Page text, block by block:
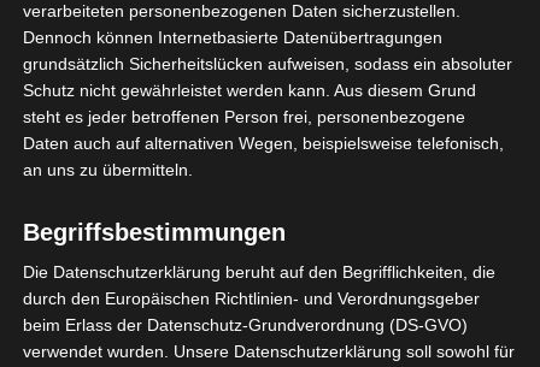
Vorteile gibt es jedoch nicht nur bezüglich der
Geschwindigkeit, sondern auch bei der
Netzwerkstabilität. Wi-Fi 6 bietet besonders bei der
Verwendung vieler regulärer Endgeräte wie in Schulen,
oder bei IoT-Geräten (Internet of Things) eine deutlich
besser vorhersagbare Leistung für erweiterte
Anwendungen etc. gegeben.
verarbeiteten personenbezogenen Daten sicherzustellen.
Dennoch können Internetbasierte Datenübertragungen
grundsätzlich Sicherheitslücken aufweisen, sodass ein absoluter
Schutz nicht gewährleistet werden kann. Aus diesem Grund
steht es jeder betroffenen Person frei, personenbezogene
Daten auch auf alternativen Wegen, beispielsweise telefonisch,
an uns zu übermitteln.
Begriffsbestimmungen
Die Datenschutzerklärung beruht auf den Begrifflichkeiten, die
durch den Europäischen Richtlinien- und Verordnungsgeber
beim Erlass der Datenschutz-Grundverordnung (DS-GVO)
verwendet wurden. Unsere Datenschutzerklärung soll sowohl für